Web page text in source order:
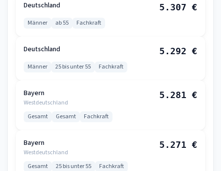
Deutschland 5.307 €
Männer ab 55 Fachkraft
Deutschland 5.292 €
Männer 25 bis unter 55 Fachkraft
Bayern
Westdeutschland
5.281 €
Gesamt Gesamt Fachkraft
Bayern
Westdeutschland
5.271 €
Gesamt 25 bis unter 55 Fachkraft